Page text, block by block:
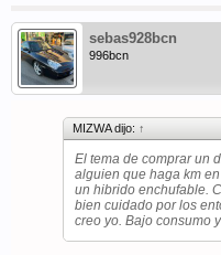
sebas928bcn
996bcn
MIZWA dijo: ↑
El tema de comprar un
alguien que haga km
un hibrido enchufable.
bien cuidado por los
creo yo. Bajo consumo